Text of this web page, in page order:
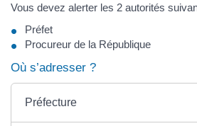
Vous devez alerter les 2 autorités
Préfet
Procureur de la République
Où s’adresser ?
Préfecture